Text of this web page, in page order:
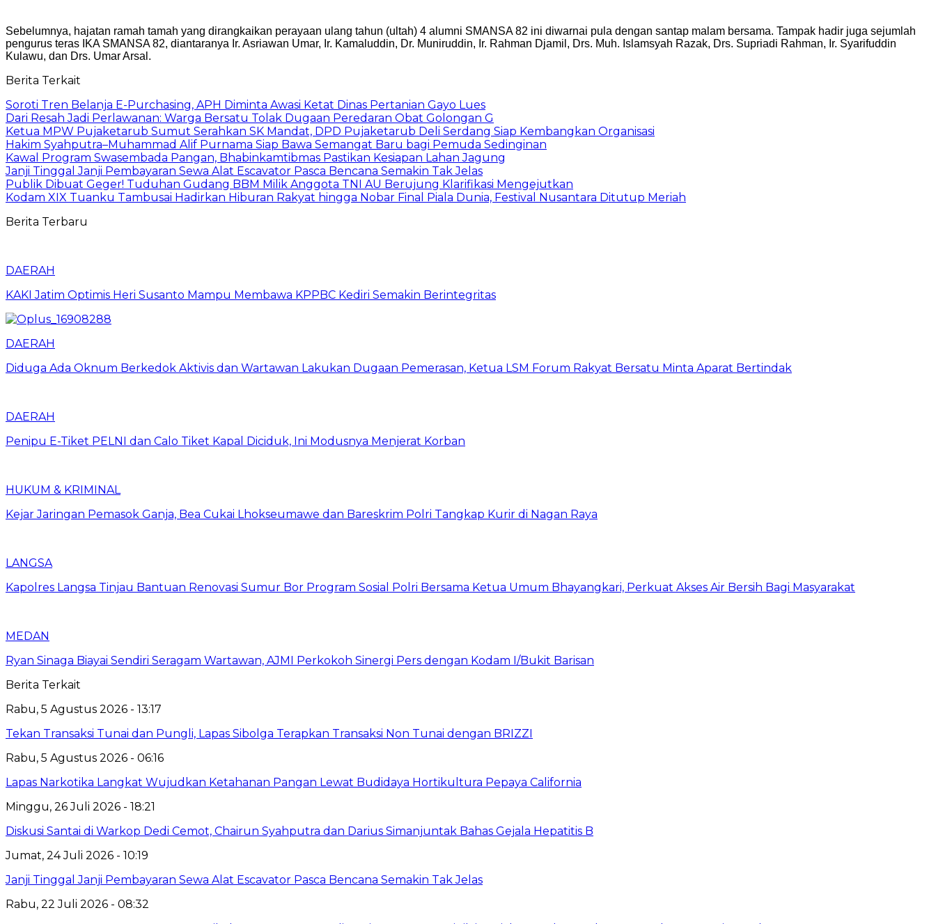
Sebelumnya, hajatan ramah tamah yang dirangkaikan perayaan ulang tahun (ultah) 4 alumni SMANSA 82 ini diwarnai pula dengan santap malam bersama. Tampak hadir juga sejumlah
pengurus teras IKA SMANSA 82, diantaranya Ir. Asriawan Umar, Ir. Kamaluddin, Dr. Muniruddin, Ir. Rahman Djamil, Drs. Muh. Islamsyah Razak, Drs. Supriadi Rahman, Ir. Syarifuddin
Kulawu, dan Drs. Umar Arsal.
Berita Terkait
Soroti Tren Belanja E-Purchasing, APH Diminta Awasi Ketat Dinas Pertanian Gayo Lues
Dari Resah Jadi Perlawanan: Warga Bersatu Tolak Dugaan Peredaran Obat Golongan G
Ketua MPW Pujaketarub Sumut Serahkan SK Mandat, DPD Pujaketarub Deli Serdang Siap Kembangkan Organisasi
Hakim Syahputra–Muhammad Alif Purnama Siap Bawa Semangat Baru bagi Pemuda Sedinginan
Kawal Program Swasembada Pangan, Bhabinkamtibmas Pastikan Kesiapan Lahan Jagung
Janji Tinggal Janji Pembayaran Sewa Alat Escavator Pasca Bencana Semakin Tak Jelas
Publik Dibuat Geger! Tuduhan Gudang BBM Milik Anggota TNI AU Berujung Klarifikasi Mengejutkan
Kodam XIX Tuanku Tambusai Hadirkan Hiburan Rakyat hingga Nobar Final Piala Dunia, Festival Nusantara Ditutup Meriah
Berita Terbaru
DAERAH
KAKI Jatim Optimis Heri Susanto Mampu Membawa KPPBC Kediri Semakin Berintegritas
DAERAH
Diduga Ada Oknum Berkedok Aktivis dan Wartawan Lakukan Dugaan Pemerasan, Ketua LSM Forum Rakyat Bersatu Minta Aparat Bertindak
DAERAH
Penipu E-Tiket PELNI dan Calo Tiket Kapal Diciduk, Ini Modusnya Menjerat Korban
HUKUM & KRIMINAL
Kejar Jaringan Pemasok Ganja, Bea Cukai Lhokseumawe dan Bareskrim Polri Tangkap Kurir di Nagan Raya
LANGSA
Kapolres Langsa Tinjau Bantuan Renovasi Sumur Bor Program Sosial Polri Bersama Ketua Umum Bhayangkari, Perkuat Akses Air Bersih Bagi Masyarakat
MEDAN
Ryan Sinaga Biayai Sendiri Seragam Wartawan, AJMI Perkokoh Sinergi Pers dengan Kodam I/Bukit Barisan
Berita Terkait
Rabu, 5 Agustus 2026 - 13:17
Tekan Transaksi Tunai dan Pungli, Lapas Sibolga Terapkan Transaksi Non Tunai dengan BRIZZI
Rabu, 5 Agustus 2026 - 06:16
Lapas Narkotika Langkat Wujudkan Ketahanan Pangan Lewat Budidaya Hortikultura Pepaya California
Minggu, 26 Juli 2026 - 18:21
Diskusi Santai di Warkop Dedi Cemot, Chairun Syahputra dan Darius Simanjuntak Bahas Gejala Hepatitis B
Jumat, 24 Juli 2026 - 10:19
Janji Tinggal Janji Pembayaran Sewa Alat Escavator Pasca Bencana Semakin Tak Jelas
Rabu, 22 Juli 2026 - 08:32